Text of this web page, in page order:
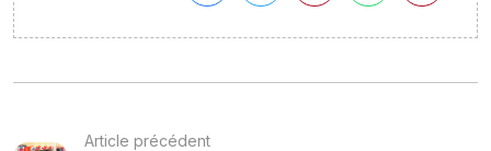
Article précédent